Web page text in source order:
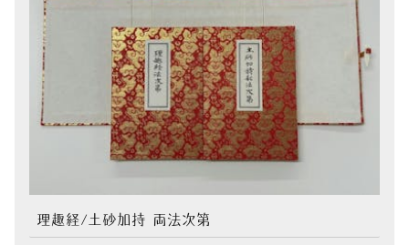
理趣経/土砂加持 両法次第